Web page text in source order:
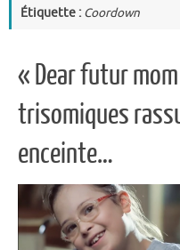
Étiquette : Coordown
« Dear futur
trisomiques
enceinte…